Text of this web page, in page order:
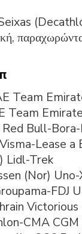
Seixas
Team
Team
Bull-
Lease
Lidl-Trek
(Nor)
FDJ
Victorious
CMA CGM